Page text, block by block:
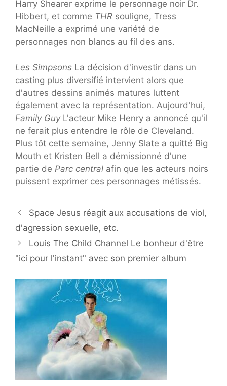
Harry Shearer exprime le personnage noir Dr.
Hibbert, et comme THR souligne, Tress
MacNeille a exprimé une variété de
personnages non blancs au fil des ans.
Les Simpsons La décision d'investir dans un
casting plus diversifié intervient alors que
d'autres dessins animés matures luttent
également avec la représentation. Aujourd'hui,
Family Guy L'acteur Mike Henry a annoncé qu'il
ne ferait plus entendre le rôle de Cleveland.
Plus tôt cette semaine, Jenny Slate a quitté Big
Mouth et Kristen Bell a démissionné d'une
partie de Parc central afin que les acteurs noirs
puissent exprimer ces personnages métissés.
Space Jesus réagit aux accusations de viol,
d'agression sexuelle, etc.
Louis The Child Channel Le bonheur d'être
"ici pour l'instant" avec son premier album